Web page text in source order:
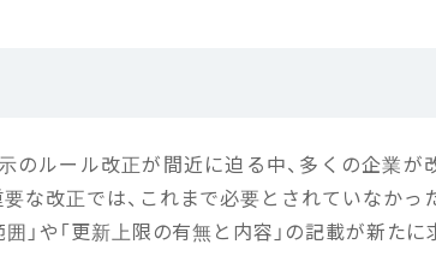
ルール改正が間近に迫る中、多くの企業が
な改正では、これまで必要とされていなかっ
」や「更新上限の有無と内容」の記載が新たに